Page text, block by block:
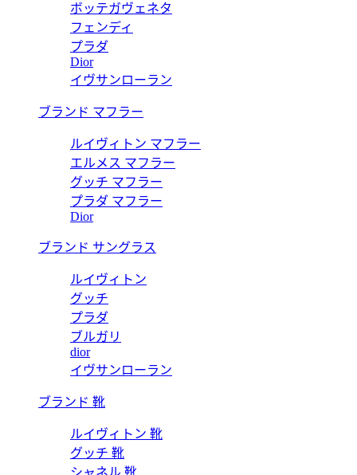
ボッテガヴェネタ
フェンディ
プラダ
Dior
イヴサンローラン
ブランド マフラー
ルイヴィトン マフラー
エルメス マフラー
グッチ マフラー
プラダ マフラー
Dior
ブランド サングラス
ルイヴィトン
グッチ
プラダ
ブルガリ
dior
イヴサンローラン
ブランド 靴
ルイヴィトン 靴
グッチ 靴
シャネル 靴